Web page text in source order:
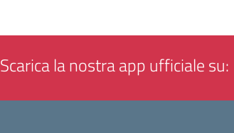
Scarica la nostra app ufficiale su: